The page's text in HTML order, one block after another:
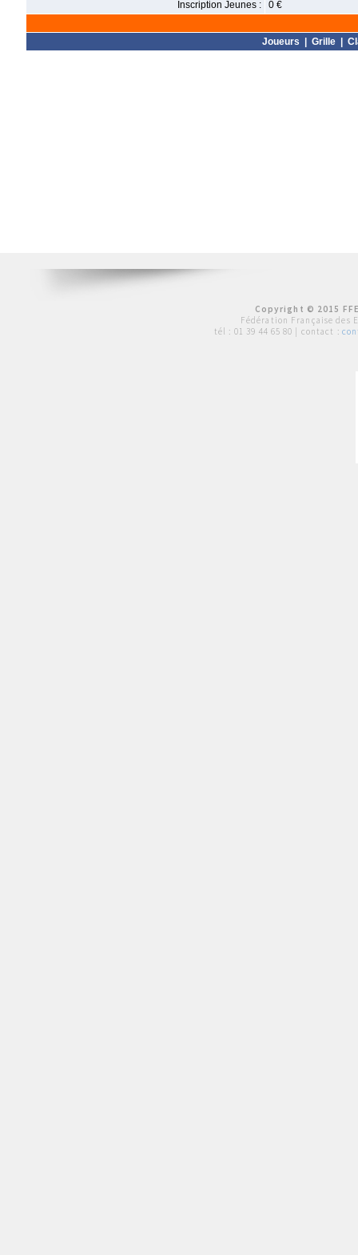
Inscription Jeunes :
0 €
Joueurs Grille|
Copyright © 2015
Fédération Française des
tél : 01 39 44 65 80 | contact :